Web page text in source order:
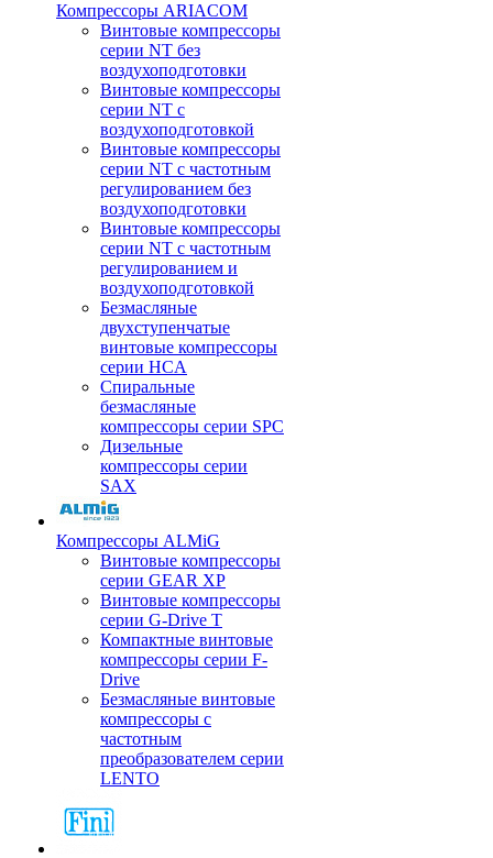
Компрессоры ARIACOM
Винтовые компрессоры
серии NT без
воздухоподготовки
Винтовые компрессоры
серии NT c
воздухоподготовкой
Винтовые компрессоры
серии NT с частотным
регулированием без
воздухоподготовки
Винтовые компрессоры
серии NT с частотным
регулированием и
воздухоподготовкой
Безмасляные
двухступенчатые
винтовые компрессоры
серии HCA
Спиральные
безмасляные
компрессоры серии SPC
Дизельные
компрессоры серии
SAX
Компрессоры ALMiG
Винтовые компрессоры
серии GEAR XP
Винтовые компрессоры
серии G-Drive T
Компактные винтовые
компрессоры серии F-
Drive
Безмасляные винтовые
компрессоры с
частотным
преобразователем серии
LENTO